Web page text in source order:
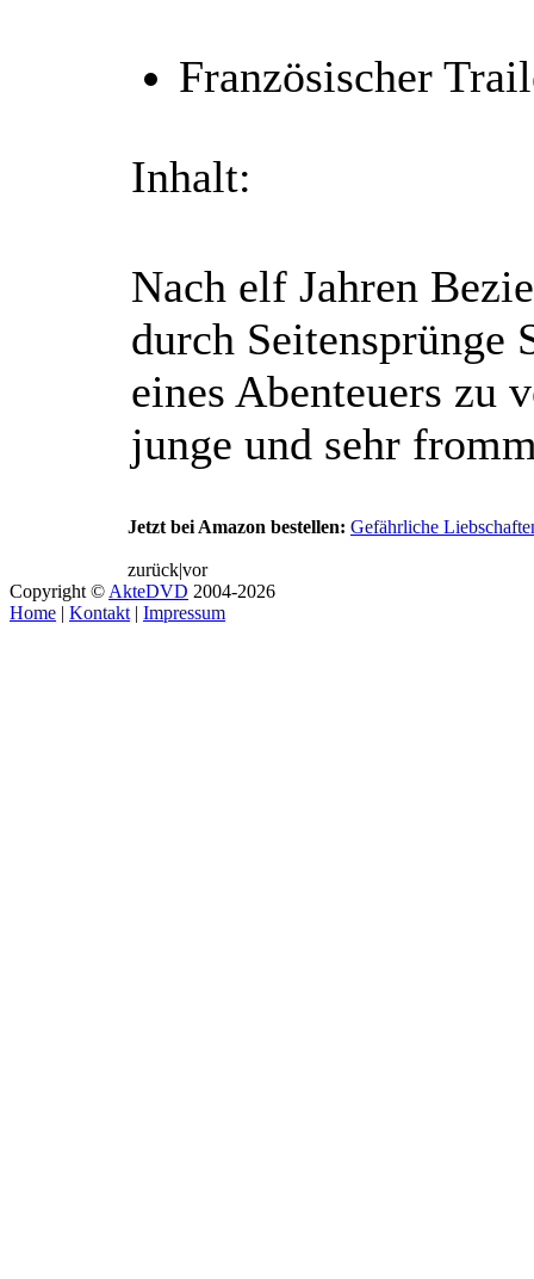
Französischer
Inhalt:
Nach elf Jahren
durch Seitensprünge
eines Abenteuers zu
junge und sehr
Jetzt bei Amazon bestellen: Gefährliche
zurück|vor
Copyright © AkteDVD 2004-2026
Home | Kontakt | Impressum